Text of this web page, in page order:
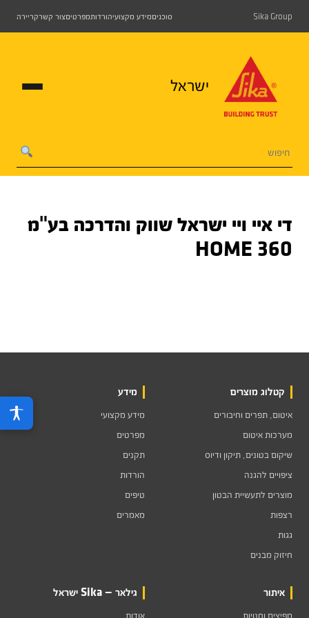
Sika Group סוכניםמידע מקצועיהורדותמפרטיםצור קשרקריירה
ישראל
די איי ויי ישראל שווק והדרכה בע"מ
HOME 360
קטלוג מוצרים
איטום, תפרים וחיבורים
מערכות איטום
שיקום בטונים, תיקון ודיוס
ציפויים להגנה
מוצרים לתעשיית הבטון
רצפות
גגות
חיזוק מבנים
מידע
מידע מקצועי
מפרטים
תקנים
הורדות
טיפים
מאמרים
איתור
מפיצים וחנויות
גילאר — Sika ישראל
אודות